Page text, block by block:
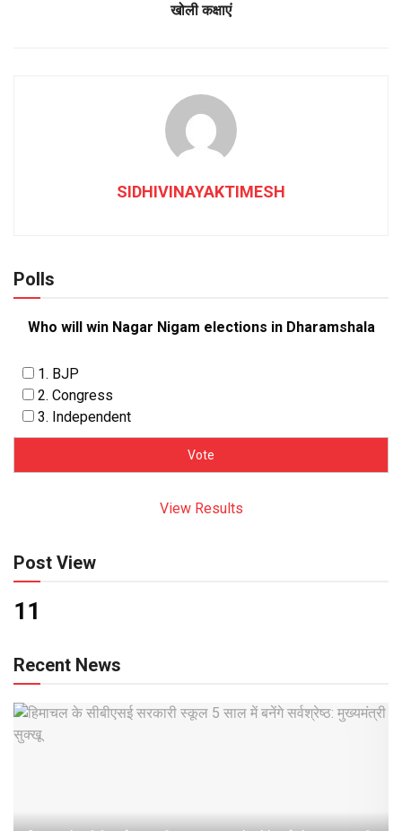
खोली कक्षाएं
SIDHIVINAYAKTIMESH
Polls
Who will win Nagar Nigam elections in Dharamshala
1. BJP
2. Congress
3. Independent
View Results
Post View
11
Recent News